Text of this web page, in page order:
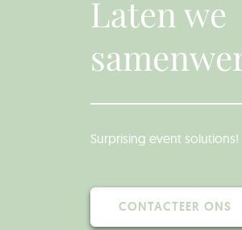
Laten we
Surprising event solutions!
CONTACTEER ONS